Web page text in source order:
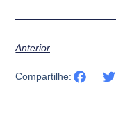
Anterior
Compartilhe: